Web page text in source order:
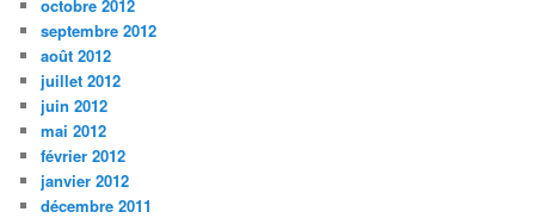
octobre 2012
septembre 2012
août 2012
juillet 2012
juin 2012
mai 2012
février 2012
janvier 2012
décembre 2011